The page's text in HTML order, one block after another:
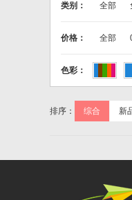
类别： 全部
价格： 全部
色彩：
排序： 综合 新